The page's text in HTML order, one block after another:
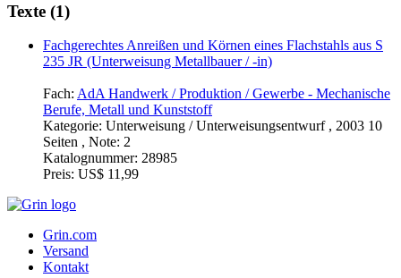
Texte (1)
Fachgerechtes Anreißen und Körnen eines Flachstahls aus S
235 JR (Unterweisung Metallbauer / -in)
Fach: AdA Handwerk / Produktion / Gewerbe - Mechanische
Berufe, Metall und Kunststoff
Kategorie: Unterweisung / Unterweisungsentwurf , 2003 10
Seiten , Note: 2
Katalognummer: 28985
Preis: US$ 11,99
Grin.com
Versand
Kontakt